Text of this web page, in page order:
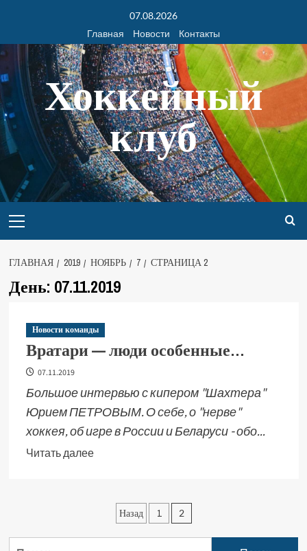
07.08.2026
Главная
Новости Контакты
Хоккейный
клуб
ГЛАВНАЯ 2019 НОЯБРЬ 7 СТРАНИЦА 2
День: 07.11.2019
Новости команды
Вратари — люди особенные…
07.11.2019
Большое интервью с кипером "Шахтера"
Юрием ПЕТРОВЫМ. О себе, о "нерве"
хоккея, об игре в России и Беларуси - обо...
Читать далее
Назад 1 2